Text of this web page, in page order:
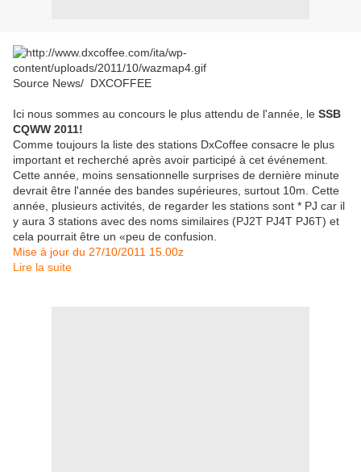
Source News/ DXCOFFEE
Ici nous sommes au concours le plus attendu de l'année, le SSB
CQWW 2011!
Comme toujours la liste des stations DxCoffee consacre le plus
important et recherché après avoir participé à cet événement.
Cette année, moins sensationnelle surprises de dernière minute
devrait être l'année des bandes supérieures, surtout 10m. Cette
année, plusieurs activités, de regarder les stations sont * PJ car il
y aura 3 stations avec des noms similaires (PJ2T PJ4T PJ6T) et
cela pourrait être un «peu de confusion.
Mise à jour du 27/10/2011 15.00z
Lire la suite